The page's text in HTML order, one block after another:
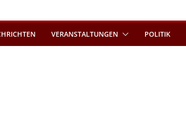
VERANSTALTUNGEN POLITIK